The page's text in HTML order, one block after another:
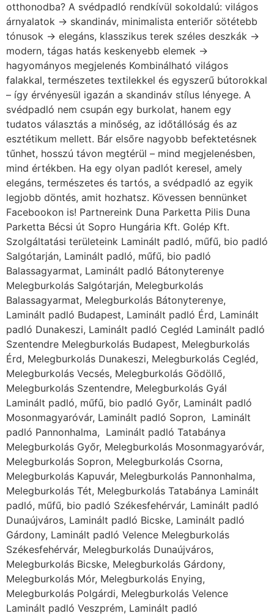
otthonodba? A svédpadló rendkívül sokoldalú: világos
árnyalatok → skandináv, minimalista enteriőr sötétebb
tónusok → elegáns, klasszikus terek széles deszkák →
modern, tágas hatás keskenyebb elemek →
hagyományos megjelenés Kombinálható világos
falakkal, természetes textilekkel és egyszerű bútorokkal
– így érvényesül igazán a skandináv stílus lényege. A
svédpadló nem csupán egy burkolat, hanem egy
tudatos választás a minőség, az időtállóság és az
esztétikum mellett. Bár elsőre nagyobb befektetésnek
tűnhet, hosszú távon megtérül – mind megjelenésben,
mind értékben. Ha egy olyan padlót keresel, amely
elegáns, természetes és tartós, a svédpadló az egyik
legjobb döntés, amit hozhatsz. Kövessen bennünket
Facebookon is! Partnereink Duna Parketta Pilis Duna
Parketta Bécsi út Sopro Hungária Kft. Golép Kft.
Szolgáltatási területeink Laminált padló, műfű, bio padló
Salgótarján, Laminált padló, műfű, bio padló
Balassagyarmat, Laminált padló Bátonyterenye
Melegburkolás Salgótarján, Melegburkolás
Balassagyarmat, Melegburkolás Bátonyterenye,
Laminált padló Budapest, Laminált padló Érd, Laminált
padló Dunakeszi, Laminált padló Cegléd Laminált padló
Szentendre Melegburkolás Budapest, Melegburkolás
Érd, Melegburkolás Dunakeszi, Melegburkolás Cegléd,
Melegburkolás Vecsés, Melegburkolás Gödöllő,
Melegburkolás Szentendre, Melegburkolás Gyál
Laminált padló, műfű, bio padló Győr, Laminált padló
Mosonmagyaróvár, Laminált padló Sopron, Laminált
padló Pannonhalma, Laminált padló Tatabánya
Melegburkolás Győr, Melegburkolás Mosonmagyaróvár,
Melegburkolás Sopron, Melegburkolás Csorna,
Melegburkolás Kapuvár, Melegburkolás Pannonhalma,
Melegburkolás Tét, Melegburkolás Tatabánya Laminált
padló, műfű, bio padló Székesfehérvár, Laminált padló
Dunaújváros, Laminált padló Bicske, Laminált padló
Gárdony, Laminált padló Velence Melegburkolás
Székesfehérvár, Melegburkolás Dunaújváros,
Melegburkolás Bicske, Melegburkolás Gárdony,
Melegburkolás Mór, Melegburkolás Enying,
Melegburkolás Polgárdi, Melegburkolás Velence
Laminált padló Veszprém, Laminált padló